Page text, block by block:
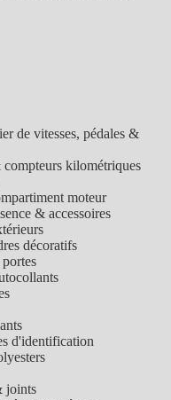
de vitesses, pédales &
kilométriques
moteur
& accessoires
décoratifs
d'identification
joints